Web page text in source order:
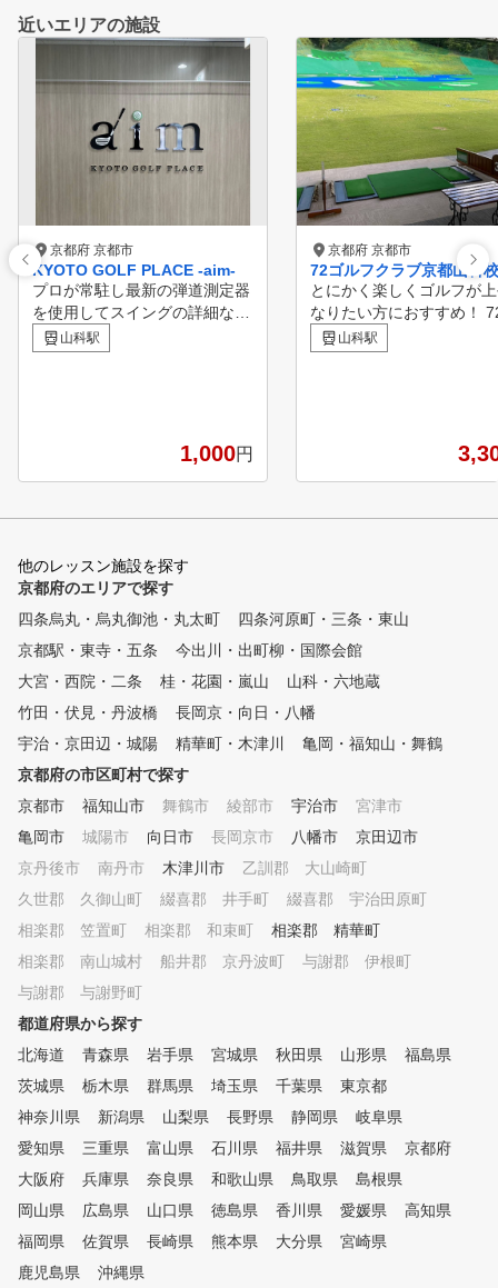
近いエリアの施設
京都府 京都市
KYOTO GOLF PLACE -aim-
プロが常駐し最新の弾道測定器
を使用してスイングの詳細な解
析を行い、 お客様のゴルフス
タイルに合わせた指導とアドバ
ルアップをお約束します。 室
内の快適な環境であなたのゴル
山科駅
1,000円
京都府 京都市
72ゴルフクラブ京都山科校
とにかく楽しくゴルフが
なりたい方におすすめ！ 72ゴ
ルフクラブ ゴルフレッ
特徴 1.会員様は全店舗ご
よるきめ細やかなレッス
ロによるきめ細やかなレ
レンタル ゴルフクラブ、
フシューズ、グローブを
軽にレッスンに来ていた
す。 4.バンカーショットなど多
彩な練習が可能 バンカー
ットやロングパットなど
可能です。ビデオスイン
ております。 5.女性でも安心 7
2ゴルフクラブは半数以上
性の会員様なので、女性
も安心してゴルフレッス
けていただけます。シャ
ーム、ロッカー完備。 6.京都市
平日は夜10時まで（京都
曜日のみ夜9時まで）営業
おりますので、お勤め帰
レッスンに来ていただけ
山科駅
他のレッスン施設を探す
京都府のエリアで探す
四条烏丸・烏丸御池・丸太町
四条河原町・三条・東山
京都駅・東寺・五条
今出川・出町柳・国際会館
大宮・西院・二条
桂・花園・嵐山
山科・六地蔵
竹田・伏見・丹波橋
長岡京・向日・八幡
宇治・京田辺・城陽
精華町・木津川
亀岡・福知山・舞鶴
京都府の市区町村で探す
京都市
福知山市 舞鶴市 綾部市 宇治市
宮津市
亀岡市
城陽市 向日市 長岡京市 八幡市
京田辺市
京丹後市
南丹市 木津川市
乙訓郡 大山崎町
久世郡 久御山町
綴喜郡 井手町
綴喜郡 宇治田原町
相楽郡 笠置町
相楽郡 和束町
相楽郡 精華町
相楽郡 南山城村
船井郡 京丹波町
与謝郡 伊根町
与謝郡 与謝野町
都道府県から探す
北海道
青森県 岩手県 宮城県 秋田県 山形県
福島県
茨城県
栃木県 群馬県 埼玉県 千葉県
東京都
神奈川県
新潟県 山梨県 長野県 静岡県
岐阜県
愛知県
三重県 富山県 石川県 福井県 滋賀県
京都府
大阪府
兵庫県 奈良県 和歌山県 鳥取県
島根県
岡山県
広島県 山口県 徳島県 香川県 愛媛県
高知県
福岡県
佐賀県 長崎県 熊本県 大分県
宮崎県
鹿児島県
沖縄県